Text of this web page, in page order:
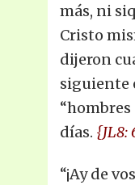
más, ni
Cristo
dijeron
siguiente
“hombres
días. {JL8:
“¡Ay de